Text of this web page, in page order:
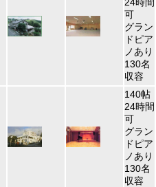
可
グラン
ドピア
ノあり
130名
収容
140帖
24時間
可
グラン
ドピア
ノあり
130名
収容